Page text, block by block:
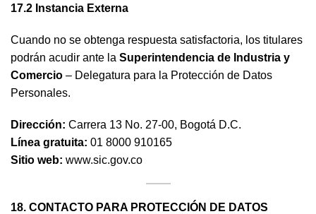
17.2 Instancia Externa
Cuando no se obtenga respuesta satisfactoria, los titulares
podrán acudir ante la Superintendencia de Industria y
Comercio – Delegatura para la Protección de Datos
Personales.
Dirección: Carrera 13 No. 27-00, Bogotá D.C.
Línea gratuita: 01 8000 910165
Sitio web: www.sic.gov.co
18. CONTACTO PARA PROTECCIÓN DE DATOS